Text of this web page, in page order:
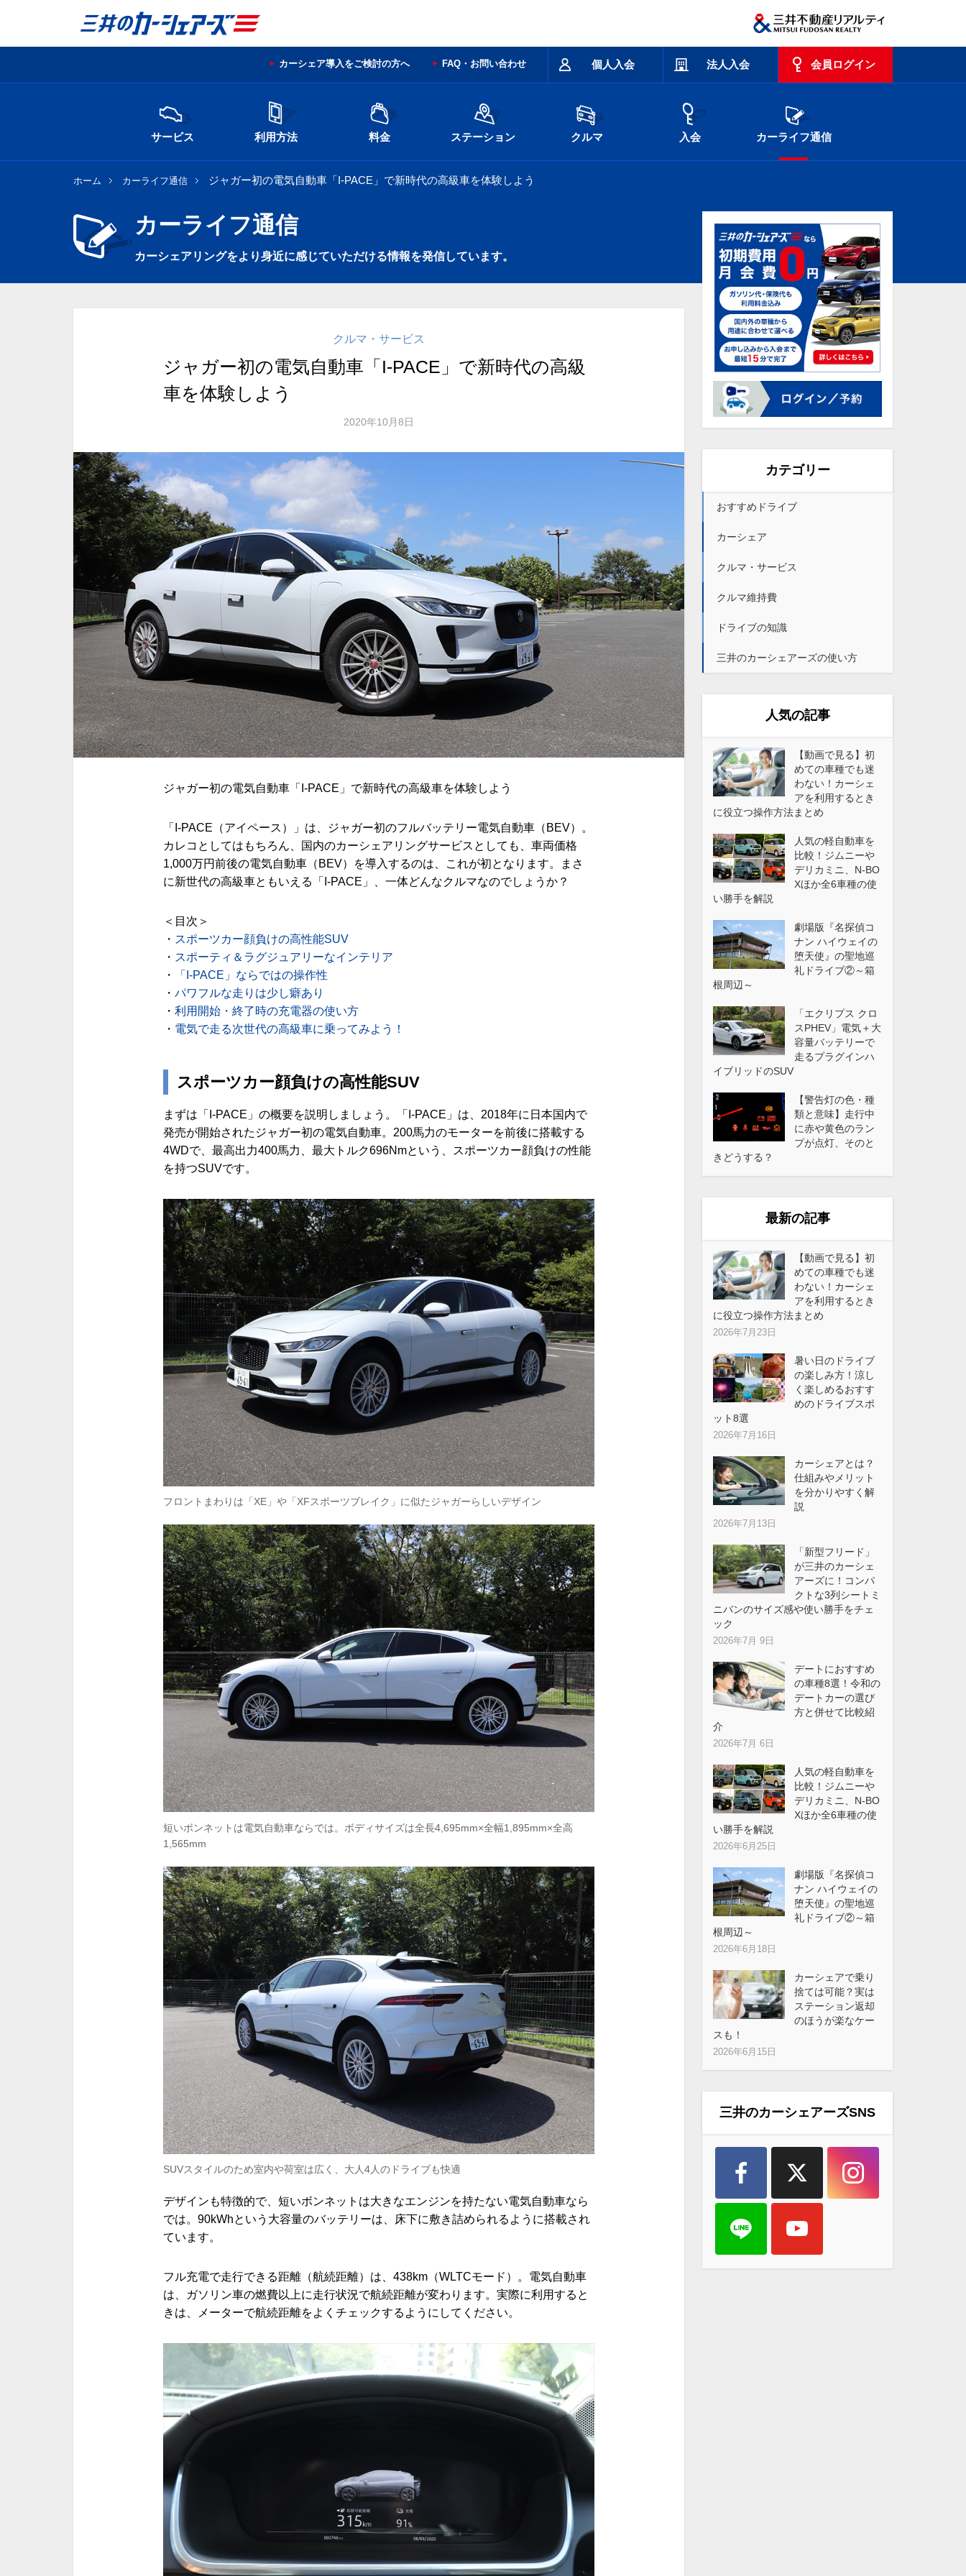
個人入会 法人入会 会員ログイン
カーシェア導入をご検討の方へ FAQ・お問い合わせ
サービス 利用方法 料金 ステーション クルマ 入会 カーライフ通信
ホーム カーライフ通信 ジャガー初の電気自動車「I-PACE」で新時代の高級車を体験しよう
カーライフ通信
カーシェアリングをより身近に感じていただける情報を発信しています。
クルマ・サービス
ジャガー初の電気自動車「I-PACE」で新時代の高級
車を体験しよう
2020年10月8日
ジャガー初の電気自動車「I-PACE」で新時代の高級車を体験しよう
「I-PACE（アイペース）」は、ジャガー初のフルバッテリー電気自動車（BEV）。
カレコとしてはもちろん、国内のカーシェアリングサービスとしても、車両価格
1,000万円前後の電気自動車（BEV）を導入するのは、これが初となります。まさ
に新世代の高級車ともいえる「I-PACE」、一体どんなクルマなのでしょうか？
＜目次＞
・ スポーツカー顔負けの高性能SUV
・ スポーティ＆ラグジュアリーなインテリア
・
「I-PACE」ならではの操作性
・ パワフルな走りは少し癖あり
・ 利用開始・終了時の充電器の使い方
・ 電気で走る次世代の高級車に乗ってみよう！
スポーツカー顔負けの高性能SUV
まずは「I-PACE」の概要を説明しましょう。「I-PACE」は、2018年に日本国内で
発売が開始されたジャガー初の電気自動車。200馬力のモーターを前後に搭載する
4WDで、最高出力400馬力、最大トルク696Nmという、スポーツカー顔負けの性能
を持つSUVです。
フロントまわりは「XE」や「XFスポーツブレイク」に似たジャガーらしいデザイン
短いボンネットは電気自動車ならでは。ボディサイズは全長4,695mm×全幅1,895mm×全高
1,565mm
SUVスタイルのため室内や荷室は広く、大人4人のドライブも快適
デザインも特徴的で、短いボンネットは大きなエンジンを持たない電気自動車なら
では。90kWhという大容量のバッテリーは、床下に敷き詰められるように搭載され
ています。
フル充電で走行できる距離（航続距離）は、438km（WLTCモード）。電気自動車
は、ガソリン車の燃費以上に走行状況で航続距離が変わります。実際に利用すると
きは、メーターで航続距離をよくチェックするようにしてください。
カテゴリー
おすすめドライブ
カーシェア
クルマ・サービス
クルマ維持費
ドライブの知識
三井のカーシェアーズの使い方
人気の記事
【動画で見る】初
めての車種でも迷
わない！カーシェ
アを利用するとき
に役立つ操作方法まとめ
人気の軽自動車を
比較！ジムニーや
デリカミニ、N-BO
Xほか全6車種の使
い勝手を解説
劇場版『名探偵コ
ナン ハイウェイの
堕天使』の聖地巡
礼ドライブ②～箱
根周辺～
「エクリプス クロ
スPHEV」電気＋大
容量バッテリーで
走るプラグインハ
イブリッドのSUV
【警告灯の色・種
類と意味】走行中
に赤や黄色のラン
プが点灯、そのと
きどうする？
最新の記事
【動画で見る】初
めての車種でも迷
わない！カーシェ
アを利用するとき
に役立つ操作方法まとめ
2026年7月23日
暑い日のドライブ
の楽しみ方！涼し
く楽しめるおすす
めのドライブスポ
ット8選
2026年7月16日
カーシェアとは？
仕組みやメリット
を分かりやすく解
説
2026年7月13日
「新型フリード」
が三井のカーシェ
アーズに！コンパ
クトな3列シートミ
ニバンのサイズ感や使い勝手をチェ
ック
2026年7月 9日
デートにおすすめ
の車種8選！令和の
デートカーの選び
方と併せて比較紹
介
2026年7月 6日
人気の軽自動車を
比較！ジムニーや
デリカミニ、N-BO
Xほか全6車種の使
い勝手を解説
2026年6月25日
劇場版『名探偵コ
ナン ハイウェイの
堕天使』の聖地巡
礼ドライブ②～箱
根周辺～
2026年6月18日
カーシェアで乗り
捨ては可能？実は
ステーション返却
のほうが楽なケー
スも！
2026年6月15日
三井のカーシェアーズSNS